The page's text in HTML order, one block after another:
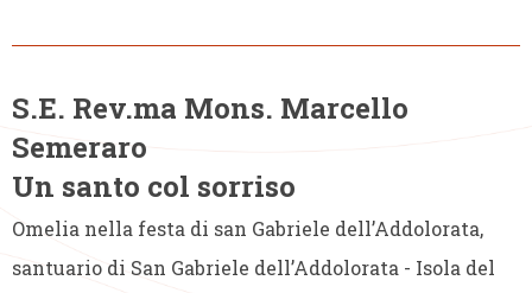
S.E. Rev.ma Mons. Marcello
Semeraro
Un santo col sorriso
Omelia nella festa di san Gabriele dell’Addolorata,
santuario di San Gabriele dell’Addolorata - Isola del